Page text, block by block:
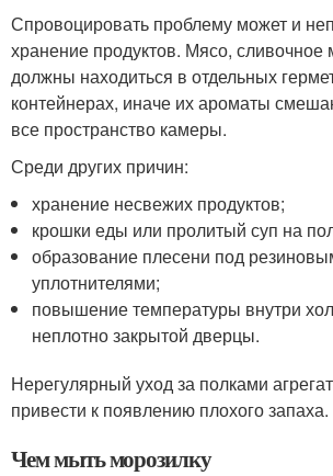
Спровоцировать проблему может и
хранение продуктов. Мясо, сливочное
должны находиться в отдельных
контейнерах, иначе их ароматы
все пространство камеры.
Среди других причин:
хранение несвежих продуктов;
крошки еды или пролитый суп на
образование плесени под
уплотнителями;
повышение температуры внутри
неплотно закрытой дверцы.
Нерегулярный уход за полками
привести к появлению плохого запаха.
Чем мыть морозилку